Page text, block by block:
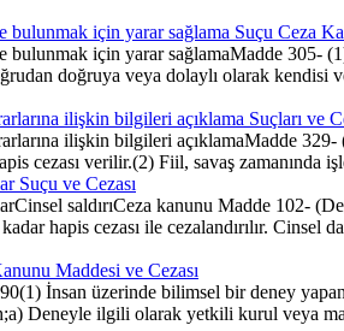
bulunmak için yarar sağlama Suçu Ceza
bulunmak için yarar sağlamaMadde 305-
doğruya veya dolaylı olarak kendisi
ilişkin bilgileri açıklama Suçları ve
ilişkin bilgileri açıklamaMadde
cezası verilir.(2) Fiil, savaş
Suçu ve Cezası
saldırıCeza kanunu Madde 102-
hapis cezası ile cezalandırılır. Cinsel
Maddesi ve Cezası
İnsan üzerinde bilimsel bir deney yapan
Deneyle ilgili olarak yetkili kurul veya